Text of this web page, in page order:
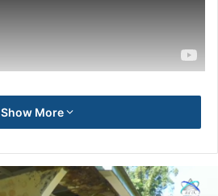
Show More